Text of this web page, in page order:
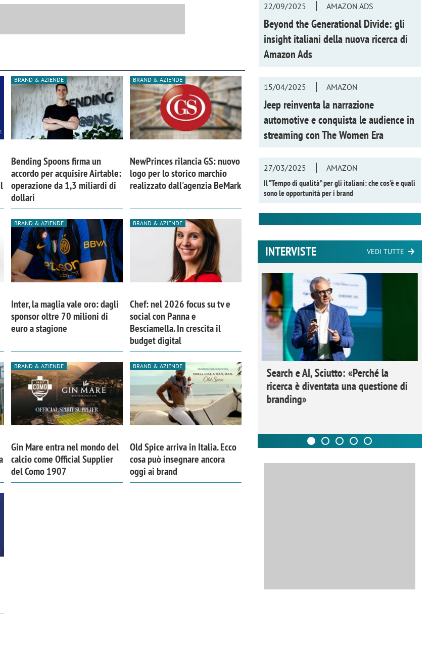
BRAND & AZIENDE
Bending Spoons firma un
accordo per acquisire Airtable:
operazione da 1,3 miliardi di
dollari
BRAND & AZIENDE
NewPrinces rilancia GS: nuovo
logo per lo storico marchio
realizzato dall'agenzia BeMark
BRAND & AZIENDE
Inter, la maglia vale oro: dagli
sponsor oltre 70 milioni di
euro a stagione
BRAND & AZIENDE
Chef: nel 2026 focus su tv e
social con Panna e
Besciamella. In crescita il
budget digital
BRAND & AZIENDE
Gin Mare entra nel mondo del
calcio come Official Supplier
del Como 1907
BRAND & AZIENDE
Old Spice arriva in Italia. Ecco
cosa può insegnare ancora
oggi ai brand
22/09/2025 AMAZON ADS
Beyond the Generational Divide: gli
insight italiani della nuova ricerca di
Amazon Ads
15/04/2025 AMAZON
Jeep reinventa la narrazione
automotive e conquista le audience in
streaming conThe Women Era
27/03/2025
AMAZON
Il “Tempo di qualità” per gli italiani: che cos’è e quali
sono le opportunità per i brand
INTERVISTE VEDI TUTTE
di Deloitte Digital:
centrale, l’AI deve
Ricerche di mercato. Neri, Ipsos
Doxa: «Non basta più descrivere i
fenomeni: bisogna comprenderli e
tradurli in azioni»
Search e AI, Sciutto: «Perché la
ricerca è diventata una questione di
branding»